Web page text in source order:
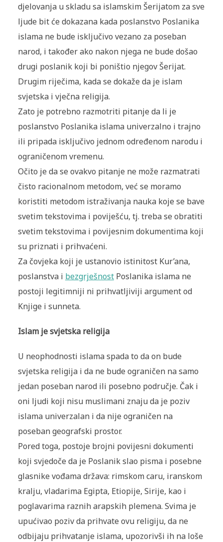
djelovanja u skladu sa islamskim Šerijatom za sve
ljude bit će dokazana kada poslanstvo Poslanika
islama ne bude isključivo vezano za poseban
narod, i također ako nakon njega ne bude došao
drugi poslanik koji bi poništio njegov Šerijat.
Drugim riječima, kada se dokaže da je islam
svjetska i vječna religija.
Zato je potrebno razmotriti pitanje da li je
poslanstvo Poslanika islama univerzalno i trajno
ili pripada isključivo jednom određenom narodu i
ograničenom vremenu.
Očito je da se ovakvo pitanje ne može razmatrati
čisto racionalnom metodom, već se moramo
koristiti metodom istraživanja nauka koje se bave
svetim tekstovima i poviješću, tj. treba se obratiti
svetim tekstovima i povijesnim dokumentima koji
su priznati i prihvaćeni.
Za čovjeka koji je ustanovio istinitost Kur’ana,
poslanstva i bezgrješnostPoslanika islama ne
postoji legitimniji ni prihvatljiviji argument od
Knjige i sunneta.
Islam je svjetska religija
U neophodnosti islama spada to da on bude
svjetska religija i da ne bude ograničen na samo
jedan poseban narod ili posebno područje. Čak i
oni ljudi koji nisu muslimani znaju da je poziv
islama univerzalan i da nije ograničen na
poseban geografski prostor.
Pored toga, postoje brojni povijesni dokumenti
koji svjedoče da je Poslanik slao pisma i posebne
glasnike vođama država: rimskom caru, iranskom
kralju, vladarima Egipta, Etiopije, Sirije, kao i
poglavarima raznih arapskih plemena. Svima je
upućivao poziv da prihvate ovu religiju, da ne
odbijaju prihvatanje islama, upozorivši ih na loše